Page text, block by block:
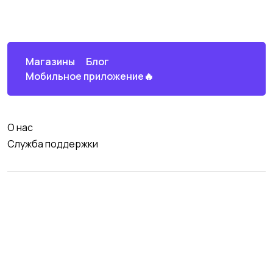
Магазины
Блог
Мобильное приложение🔥
О нас
Служба поддержки